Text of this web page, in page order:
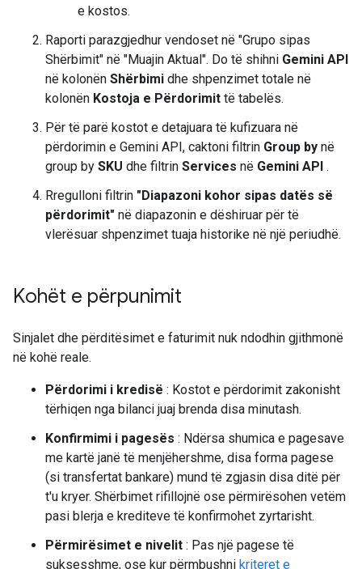
e kostos.
Raporti parazgjedhur vendoset në "Grupo sipas
Shërbimit" në "Muajin Aktual". Do të shihni Gemini API
në kolonën Shërbimi dhe shpenzimet totale në
kolonën Kostoja e Përdorimit të tabelës.
Për të parë kostot e detajuara të kufizuara në
përdorimin e Gemini API, caktoni filtrin Group by në
group by SKU dhe filtrin Services në Gemini API .
Rregulloni filtrin "Diapazoni kohor sipas datës së
përdorimit" në diapazonin e dëshiruar për të
vlerësuar shpenzimet tuaja historike në një periudhë.
Kohët e përpunimit
Sinjalet dhe përditësimet e faturimit nuk ndodhin gjithmonë
në kohë reale.
Përdorimi i kredisë : Kostot e përdorimit zakonisht
tërhiqen nga bilanci juaj brenda disa minutash.
Konfirmimi i pagesës : Ndërsa shumica e pagesave
me kartë janë të menjëhershme, disa forma pagese
(si transfertat bankare) mund të zgjasin disa ditë për
t'u kryer. Shërbimet rifillojnë ose përmirësohen vetëm
pasi blerja e krediteve të konfirmohet zyrtarisht.
Përmirësimet e nivelit : Pas një pagese të
suksesshme, ose kur përmbushni kriteret e